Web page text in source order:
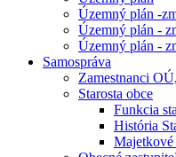
Územný plán -
Územný plán -
Územný plán -
Samospráva
Zamestnanci
Starosta obce
Funkcia
História